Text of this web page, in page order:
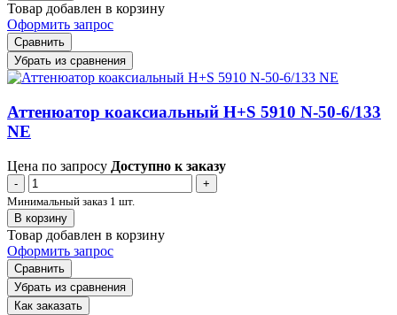
Товар добавлен в корзину
Оформить запрос
Сравнить
Убрать из сравнения
Аттенюатор коаксиальный H+S 5910 N-50-6/133
NE
Цена по запросу Доступно к заказу
-
+
Минимальный заказ 1 шт.
В корзину
Товар добавлен в корзину
Оформить запрос
Сравнить
Убрать из сравнения
Как заказать